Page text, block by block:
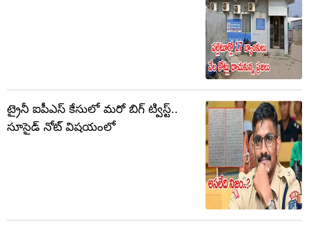
ట్రైనీ ఐపీఎస్‌ కేసులో మరో బిగ్‌ ట్విస్ట్‌..
సూసైడ్ నోట్‌ విషయంలో